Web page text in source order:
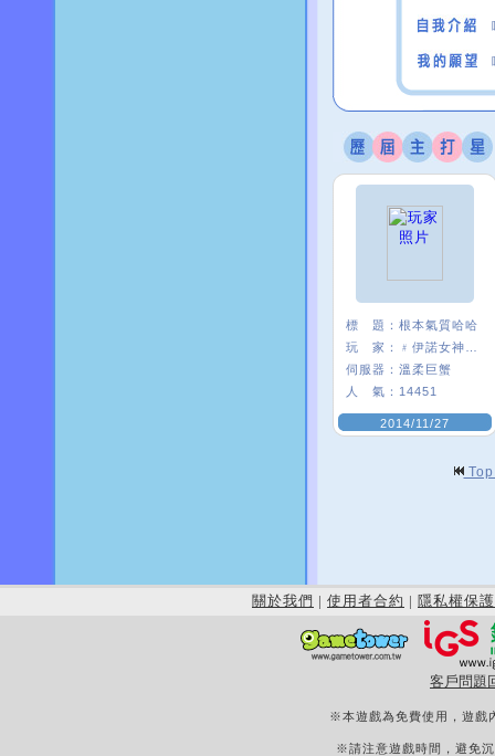
標 題： 根本氣質哈哈
玩 家：
伺服器： 溫柔巨蟹
人 氣： 14451
2014/11/27
關於我們 | 使用者合約 | 隱私權保護
客戶問題
※本遊戲為免費使用，遊戲
※請注意遊戲時間，避免